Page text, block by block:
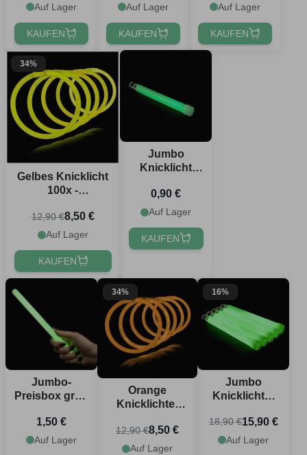
Auf Lager
KAUFEN
Auf Lager
KAUFEN
Auf Lager
KAUFEN
34%
Gelbes Knicklicht
100x -
Armband
12,90 €8,50 €
Auf Lager
KAUFEN
Jumbo
Knicklicht
cm
0,90 €
Auf Lager
KAUFEN
Jumbo-
Preisbox grün
1,50 €
Auf Lager
34%
Orange
Knicklichter
Leuchtarmband
12,90 €8,50 €
Auf Lager
16%
Jumbo
Knicklichter
1,2x25 cm
18,90 €15,90 €
Auf Lager